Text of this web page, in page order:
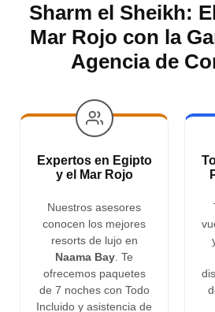
Sharm el Sheikh:
Mar Rojo con la
Agencia de
Expertos en Egipto
y el Mar Rojo
Nuestros asesores
conocen los mejores
resorts de lujo en
Naama Bay . Te
ofrecemos paquetes
de 7 noches con Todo
Incluido y asistencia de